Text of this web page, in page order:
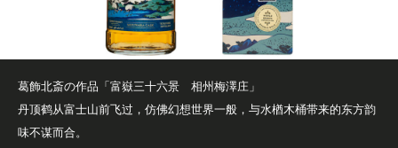
葛飾北斎の作品「富嶽三十六景 相州梅澤庄」
丹顶鹤从富士山前飞过，仿佛幻想世界一般，与水楢木桶带来的东方韵
味不谋而合。